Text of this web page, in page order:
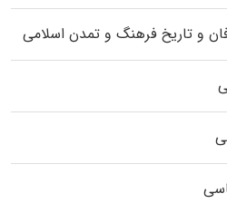
و تاریخ فرهنگ و تمدن اسلامی